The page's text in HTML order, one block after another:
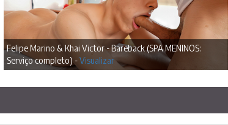
Felipe Marino & Khai Victor - Bareback (SPA MENINOS:
Serviço completo) -Visualizar